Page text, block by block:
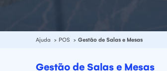
Ajuda POS Gestão de Salas e Mesas
Gestão de Salas e Mesas